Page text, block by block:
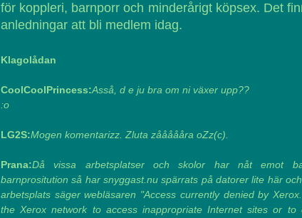
för koppleri, barnporr och minderårigt köpsex. Det
anledningar att bli medlem idag.
Klagolådan
CoolCoolPrincess:Asså, d e ju bra om ni växer upp??
:o
LG2S:Mogen komentarizz. Zluta zåååååra oZz(c).
Prana:Då vissa arbetsplatser och skolor har nåt emot
barnprositution så har snyggast.nu spärrats på datorer lite här
arbetsplats säger webläsaren "Access currently denied by
the Xerox network to access inappropriate Internet sites or to